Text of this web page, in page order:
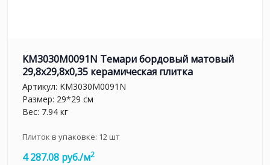
KM3030M0091N Темари бордовый матовый
29,8x29,8x0,35 керамическая плитка
Артикул: KM3030M0091N
Размер: 29*29 см
Вес: 7.94 кг
Плиток в упаковке: 12шт
4 287.08 руб./м2